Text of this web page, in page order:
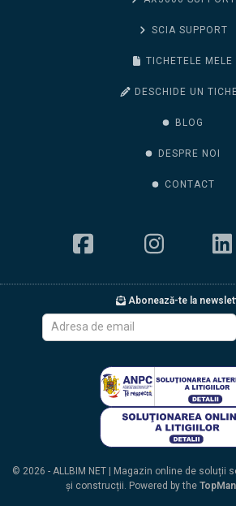
SCIA SUPPORT
TICHETELE MELE
DESCHIDE UN
BLOG
DESPRE NOI
CONTACT
Abonează-te la
© 2026 - ALLBIM NET | Magazin online de soluții
și construcții. Powered by the